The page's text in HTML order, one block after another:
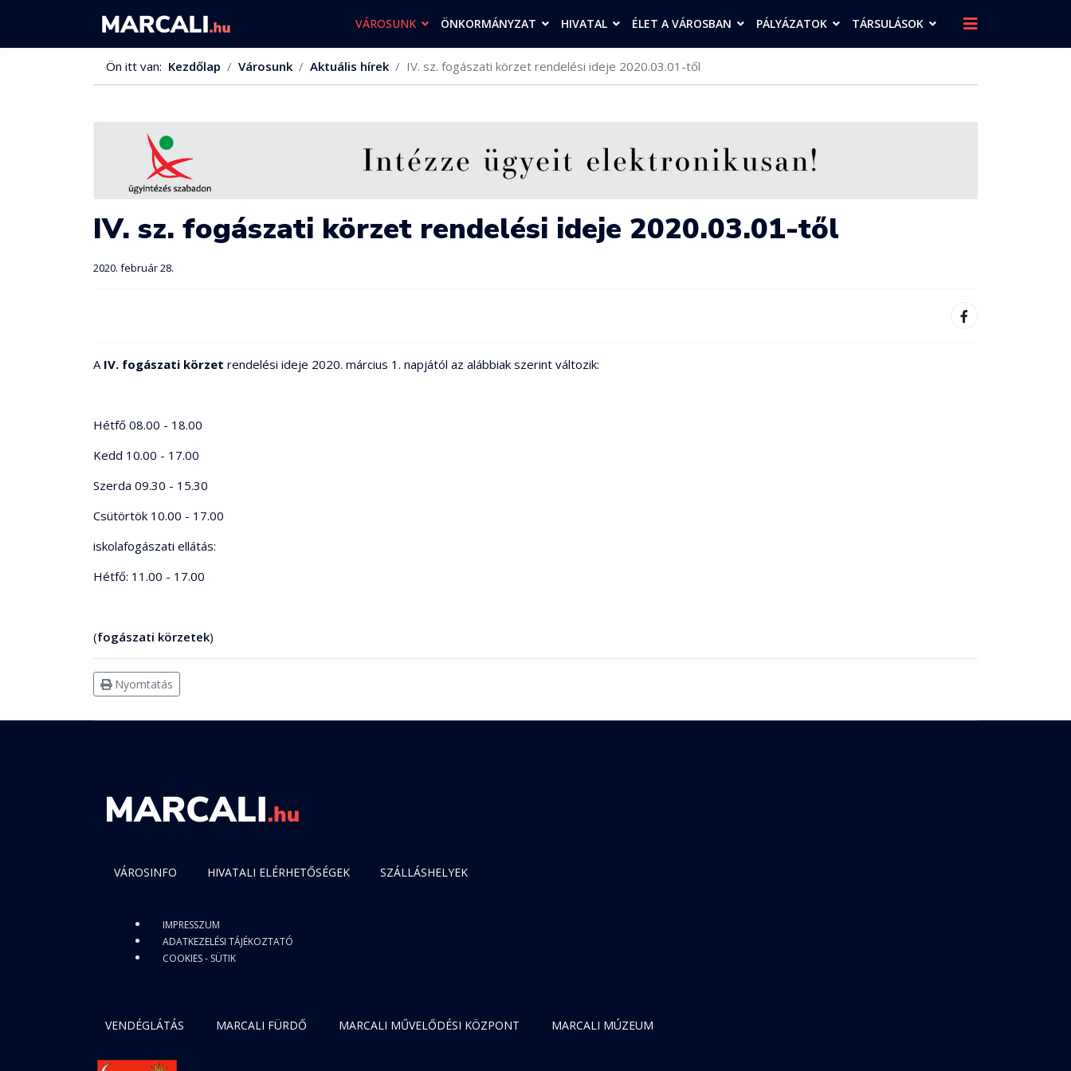
VÁROSUNK ÖNKORMÁNYZAT HIVATAL ÉLET A VÁROSBAN PÁLYÁZATOK TÁRSULÁSOK
Ön itt van: Kezdőlap Városunk Aktuális hírek IV. sz. fogászati körzet rendelési ideje 2020.03.01-től
IV. sz. fogászati körzet rendelési ideje 2020.03.01-től
2020. február 28.
A IV. fogászati körzet rendelési ideje 2020. március 1. napjától az alábbiak szerint változik:
Hétfő 08.00 - 18.00
Kedd 10.00 - 17.00
Szerda 09.30 - 15.30
Csütörtök 10.00 - 17.00
iskolafogászati ellátás:
Hétfő: 11.00 - 17.00
(fogászati körzetek)
Nyomtatás
VÁROSINFO HIVATALI ELÉRHETŐSÉGEK SZÁLLÁSHELYEK
IMPRESSZUM
ADATKEZELÉSI TÁJÉKOZTATÓ
COOKIES - SÜTIK
VENDÉGLÁTÁS MARCALI FÜRDŐ MARCALI MŰVELŐDÉSI KÖZPONT MARCALI MÚZEUM